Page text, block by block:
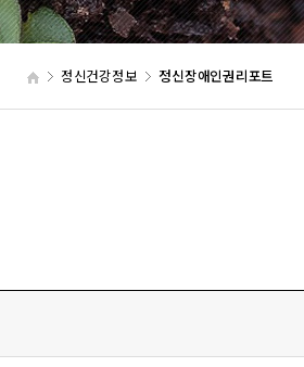
정신건강정보 정신장애인권리포트